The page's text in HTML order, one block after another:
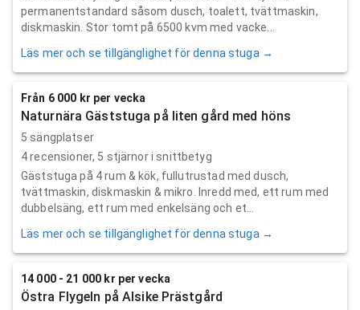
permanentstandard såsom dusch, toalett, tvättmaskin,
diskmaskin. Stor tomt på 6500 kvm med vacke...
Läs mer och se tillgänglighet för denna stuga →
Från 6 000 kr per vecka
Naturnära Gäststuga på liten gård med höns
5 sängplatser
4recensioner, 5 stjärnor i snittbetyg
Gäststuga på 4 rum & kök, fullutrustad med dusch,
tvättmaskin, diskmaskin & mikro. Inredd med, ett rum med
dubbelsäng, ett rum med enkelsäng och et...
Läs mer och se tillgänglighet för denna stuga →
14 000 - 21 000 kr per vecka
Östra Flygeln på Alsike Prästgård